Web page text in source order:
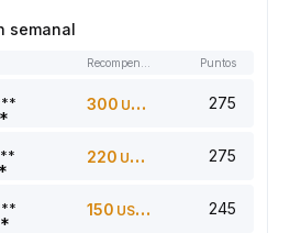
semanal
Puntos
300 USDT 275
220 USDT 275
150 USDT 245